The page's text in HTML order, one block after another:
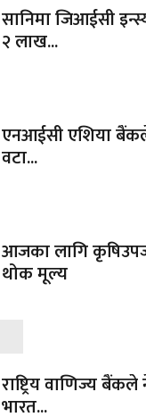
सानिमा जिआईसी
२ लाख...
एनआईसी एशिया
वटा...
आजका लागि
थोक मूल्य
राष्ट्रिय वाणिज्य
भारत...